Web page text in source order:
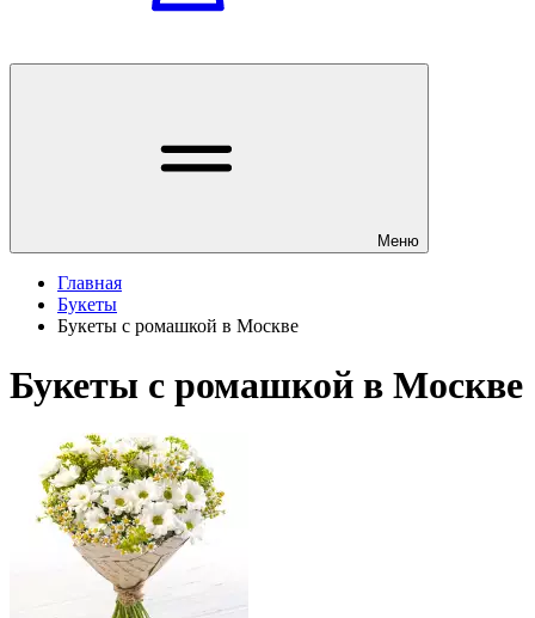
Меню
Главная
Букеты
Букеты с ромашкой в Москве
Букеты с ромашкой в Москве